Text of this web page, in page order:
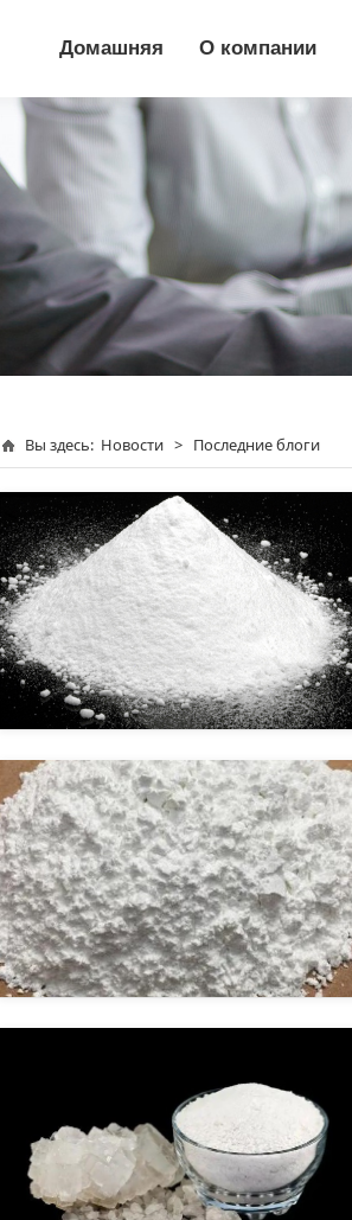
Домашняя О компании
Вы здесь: Новости > Последние блоги